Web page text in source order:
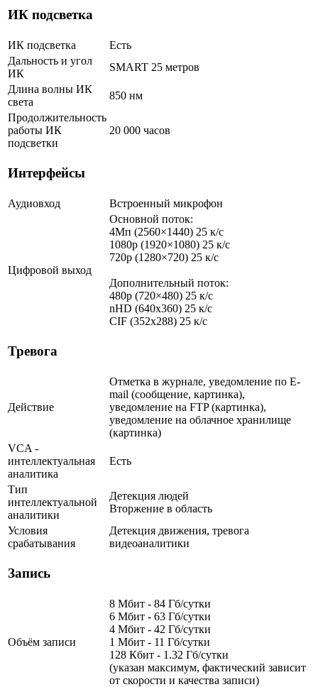
ИК подсветка
ИК подсветка
Есть
Дальность и угол
ИК
SMART 25 метров
Длина волны ИК
света
850 нм
Продолжительность
работы ИК
подсветки
20 000 часов
Интерфейсы
Аудиовход Встроенный микрофон
Цифровой выход
Основной поток:
4Мп (2560×1440) 25 к/с
1080p (1920×1080) 25 к/с
720p (1280×720) 25 к/с
Дополнительный поток:
480p (720×480) 25 к/с
nHD (640x360) 25 к/с
CIF (352x288) 25 к/с
Тревога
Действие
Отметка в журнале, уведомление по E-
mail (сообщение, картинка),
уведомление на FTP (картинка),
уведомление на облачное хранилище
(картинка)
VCA -
интеллектуальная
аналитика
Есть
Тип
интеллектуальной
аналитики
Детекция людей
Вторжение в область
Условия
срабатывания
Детекция движения, тревога
видеоаналитики
Запись
Объём записи
8 Мбит - 84 Гб/сутки
6 Мбит - 63 Гб/сутки
4 Мбит - 42 Гб/сутки
1 Мбит - 11 Гб/сутки
128 Кбит - 1.32 Гб/сутки
(указан максимум, фактический зависит
от скорости и качества записи)